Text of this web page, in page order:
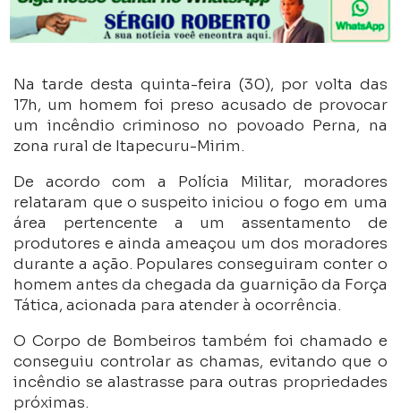
Na tarde desta quinta-feira (30), por volta das
17h, um homem foi preso acusado de provocar
um incêndio criminoso no povoado Perna, na
zona rural de Itapecuru-Mirim.
De acordo com a Polícia Militar, moradores
relataram que o suspeito iniciou o fogo em uma
área pertencente a um assentamento de
produtores e ainda ameaçou um dos moradores
durante a ação. Populares conseguiram conter o
homem antes da chegada da guarnição da Força
Tática, acionada para atender à ocorrência.
O Corpo de Bombeiros também foi chamado e
conseguiu controlar as chamas, evitando que o
incêndio se alastrasse para outras propriedades
próximas.